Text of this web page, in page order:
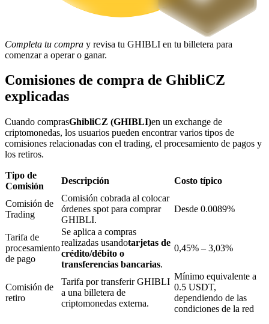
Bloqueos BTR
Inversiones exclusivas para titulares de BTR
Préstamos
Servicio de préstamos respaldado por criptomonedas
Completa tu compra y revisa tu GHIBLI en tu billetera para
comenzar a operar o ganar.
Comisiones de compra de GhibliCZ
explicadas
Cuando comprasGhibliCZ (GHIBLI)en un exchange de
criptomonedas, los usuarios pueden encontrar varios tipos de
comisiones relacionadas con el trading, el procesamiento de pagos y
los retiros.
Tipo de
Comisión
Descripción Costo típico
Comisión de
Trading
Comisión cobrada al colocar
órdenes spot para comprar
GHIBLI.
Desde 0.0089%
Tarifa de
procesamiento
de pago
Se aplica a compras
realizadas usandotarjetas de
crédito/débito o
transferencias bancarias.
0,45% – 3,03%
Comisión de
retiro
Tarifa por transferir GHIBLI
a una billetera de
criptomonedas externa.
Mínimo equivalente a
0.5 USDT,
dependiendo de las
condiciones de la red